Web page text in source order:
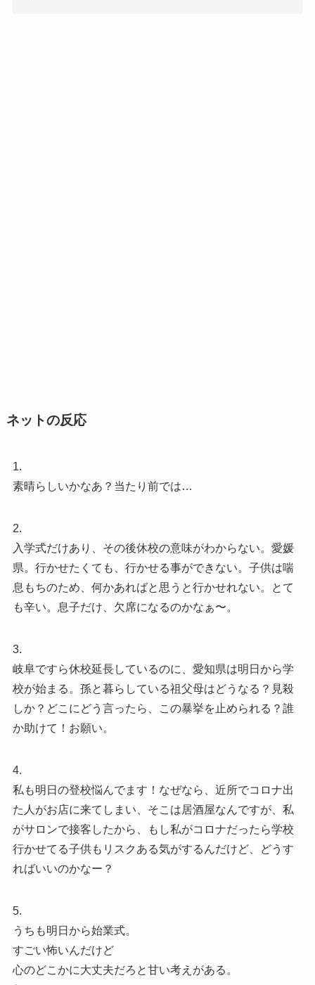
ネットの反応
1.
素晴らしいかなあ？当たり前では…
2.
入学式だけあり、その後休校の意味がわからない。愛媛
県。行かせたくても、行かせる事ができない。子供は喘
息もちのため、何かあればと思うと行かせれない。とて
も辛い。息子だけ、欠席になるのかなぁ〜。
3.
岐阜ですら休校延長しているのに、愛知県は明日から学
校が始まる。孫と暮らしている祖父母はどうなる？見殺
しか？どこにどう言ったら、この暴挙を止められる？誰
か助けて！お願い。
4.
私も明日の登校悩んでます！なぜなら、近所でコロナ出
た人がお店に来てしまい、そこは居酒屋なんですが、私
がサロンで接客したから、もし私がコロナだったら学校
行かせてる子供もリスクある気がするんだけど、どうす
ればいいのかなー？
5.
うちも明日から始業式。
すごい怖いんだけど
心のどこかに大丈夫だろと甘い考えがある。